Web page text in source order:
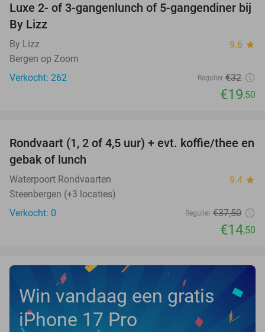
39%
Luxe 2- of 3-gangenlunch of 5-gangendiner bij
By Lizz
By Lizz 9.6 star
Bergen op Zoom
Verkocht: 262
Regulier €32
€19,50
61%
TODAY
Rondvaart (1, 2 of 4,5 uur) + evt. koffie/thee en
gebak of lunch
Waterpoort Rondvaarten 9.4 star
Steenbergen (+3 locaties)
Verkocht: 0
Regulier €37,50
€14,50
Win vandaag een gratis
iPhone 17 Pro